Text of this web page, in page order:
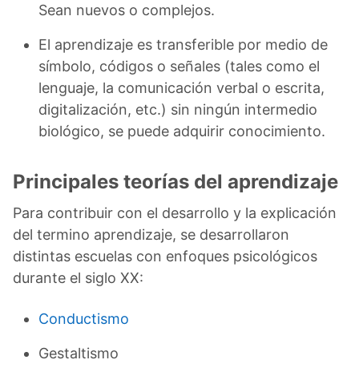
Sean nuevos o complejos.
El aprendizaje es transferible por medio de
símbolo, códigos o señales (tales como el
lenguaje, la comunicación verbal o escrita,
digitalización, etc.) sin ningún intermedio
biológico, se puede adquirir conocimiento.
Principales teorías del aprendizaje
Para contribuir con el desarrollo y la explicación
del termino aprendizaje, se desarrollaron
distintas escuelas con enfoques psicológicos
durante el siglo XX:
Conductismo
Gestaltismo